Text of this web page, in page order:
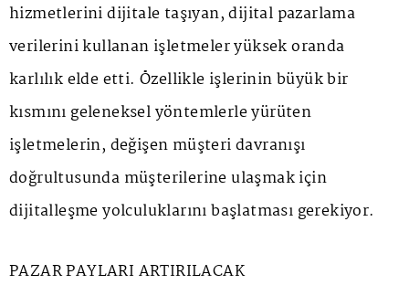
hizmetlerini dijitale taşıyan, dijital pazarlama
verilerini kullanan işletmeler yüksek oranda
karlılık elde etti. Özellikle işlerinin büyük bir
kısmını geleneksel yöntemlerle yürüten
işletmelerin, değişen müşteri davranışı
doğrultusunda müşterilerine ulaşmak için
dijitalleşme yolculuklarını başlatması gerekiyor.
PAZAR PAYLARI ARTIRILACAK